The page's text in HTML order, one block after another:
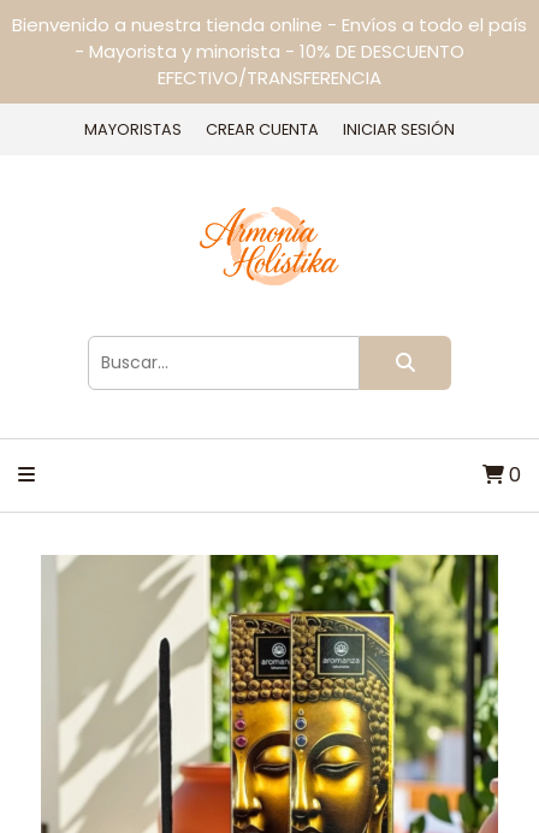
Bienvenido a nuestra tienda online - Envíos a todo el país
- Mayorista y minorista - 10% DE DESCUENTO
EFECTIVO/TRANSFERENCIA
MAYORISTAS CREAR CUENTA INICIAR SESIÓN
0